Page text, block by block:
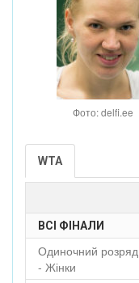
Фото: delfi.ee
WTA
ВСІ ФІНАЛИ
Одиночний розряд
- Жінки